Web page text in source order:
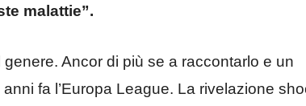
malattie”.
Ancor di più se a raccontarlo e un
fa l’Europa League. La rivelazione